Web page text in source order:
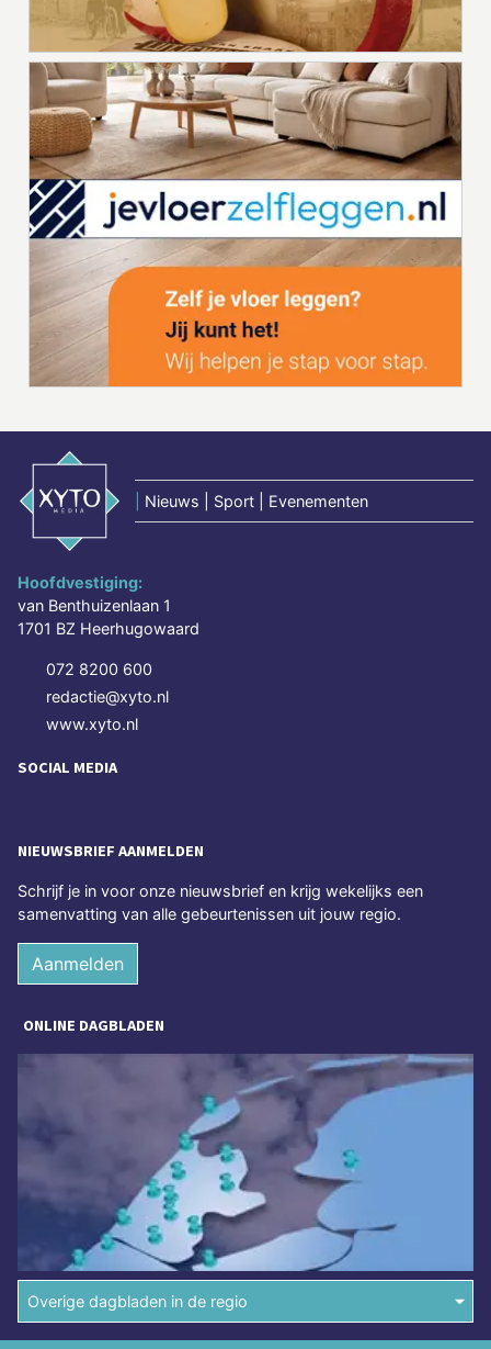
Nieuws | Sport | Evenementen
Hoofdvestiging:
van Benthuizenlaan 1
1701 BZ Heerhugowaard
072 8200 600
redactie@xyto.nl
www.xyto.nl
SOCIAL MEDIA
NIEUWSBRIEF AANMELDEN
Schrijf je in voor onze nieuwsbrief en krijg wekelijks een
samenvatting van alle gebeurtenissen uit jouw regio.
Aanmelden
ONLINE DAGBLADEN
Overige dagbladen in de regio